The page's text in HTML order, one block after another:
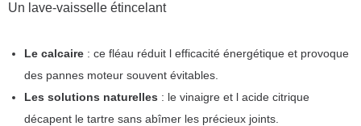
Un lave-vaisselle étincelant
Le calcaire : ce fléau réduit l efficacité énergétique et provoque
des pannes moteur souvent évitables.
Les solutions naturelles : le vinaigre et l acide citrique
décapent le tartre sans abîmer les précieux joints.